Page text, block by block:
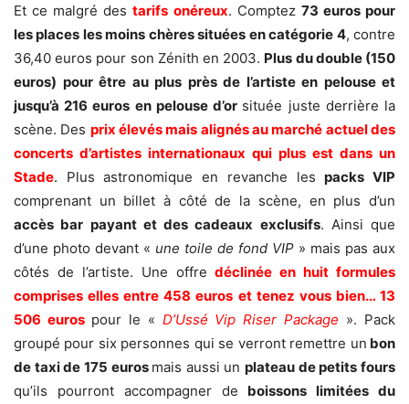
Et ce malgré destarifs onéreux. Comptez 73 euros pour
les places les moins chères situées en catégorie 4, contre
36,40 euros pour son Zénith en 2003. Plus du double (150
euros) pour être au plus près de l’artiste en pelouse et
jusqu’à 216 euros en pelouse d’or située juste derrière la
scène. Des prix élevés mais alignés au marché actuel des
concerts d’artistes internationaux qui plus est dans un
Stade. Plus astronomique en revanche lespacks VIP
comprenant un billet à côté de la scène, en plus d’un
accès bar payant et des cadeaux exclusifs. Ainsi que
d’une photo devant « une toile de fond VIP » mais pas aux
côtés de l’artiste. Une offredéclinée en huit formules
comprises elles entre 458 euros et tenez vous bien… 13
506 euros pour le « D’Ussé Vip Riser Package ». Pack
groupé pour six personnes qui se verront remettre un bon
de taxi de 175 euros mais aussi unplateau de petits fours
qu’ils pourront accompagner de boissons limitées du